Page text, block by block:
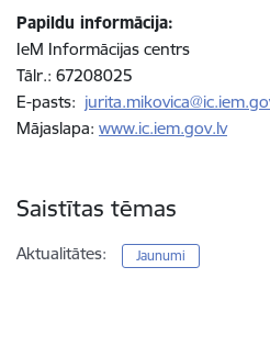
Papildu informācija:
IeM Informācijas centrs
Tālr.: 67208025
E-pasts:
Mājaslapa: www.ic.iem.gov.lv
Saistītas tēmas
Aktualitātes: Jaunumi